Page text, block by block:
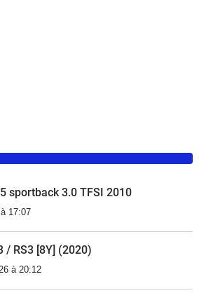
sportback 3.0 TFSI 2010
17:07
/ RS3 [8Y] (2020)
à 20:12